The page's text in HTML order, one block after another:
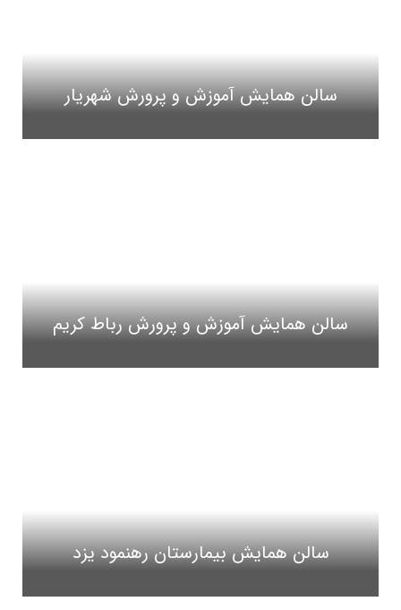
سالن همایش آموزش و پرورش شهریار
سالن همایش آموزش و پرورش رباط کریم
سالن همایش بیمارستان رهنمود یزد